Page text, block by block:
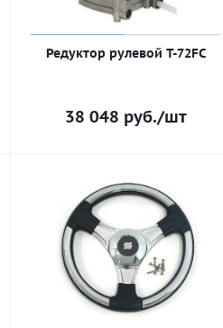
Редуктор рулевой T-72FC
38 048 руб./шт